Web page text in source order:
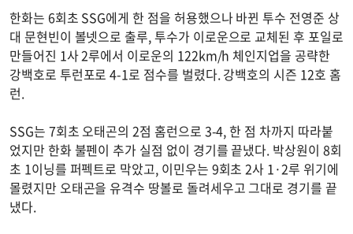
한화는 6회초 SSG에게 한 점을 허용했으나 바뀐 투수 전영준 상
대 문현빈이 볼넷으로 출루, 투수가 이로운으로 교체된 후 포일로
만들어진 1사 2루에서 이로운의 122km/h 체인지업을 공략한
강백호로 투런포로 4-1로 점수를 벌렸다. 강백호의 시즌 12호 홈
런.
SSG는 7회초 오태곤의 2점 홈런으로 3-4, 한 점 차까지 따라붙
었지만 한화 불펜이 추가 실점 없이 경기를 끝냈다. 박상원이 8회
초 1이닝를 퍼펙트로 막았고, 이민우는 9회초 2사 1·2루 위기에
몰렸지만 오태곤을 유격수 땅볼로 돌려세우고 그대로 경기를 끝
냈다.